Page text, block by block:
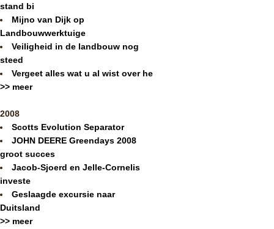
stand bi
Mijno van Dijk op
Landbouwwerktuige
Veiligheid in de landbouw nog
steed
Vergeet alles wat u al wist over he
>> meer
2008
Scotts Evolution Separator
JOHN DEERE Greendays 2008
groot succes
Jacob-Sjoerd en Jelle-Cornelis
investe
Geslaagde excursie naar
Duitsland
>> meer